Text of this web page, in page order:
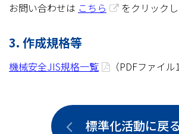
お問い合わせは こちら をクリック
3. 作成規格等
機械安全JIS規格一覧 （PDFファイル
標準化活動に戻る